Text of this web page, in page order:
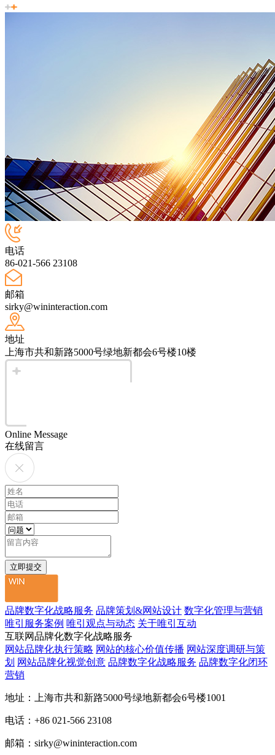
电话
86-021-566 23108
邮箱
sirky@wininteraction.com
地址
上海市共和新路5000号绿地新都会6号楼10楼
Online Message
在线留言
品牌数字化战略服务 品牌策划&网站设计 数字化管理与营销
唯引服务案例 唯引观点与动态 关于唯引互动
互联网品牌化数字化战略服务
网站品牌化执行策略 网站的核心价值传播 网站深度调研与策
划 网站品牌化视觉创意 品牌数字化战略服务 品牌数字化闭环
营销
地址：上海市共和新路5000号绿地新都会6号楼1001
电话：+86 021-566 23108
邮箱：sirky@wininteraction.com